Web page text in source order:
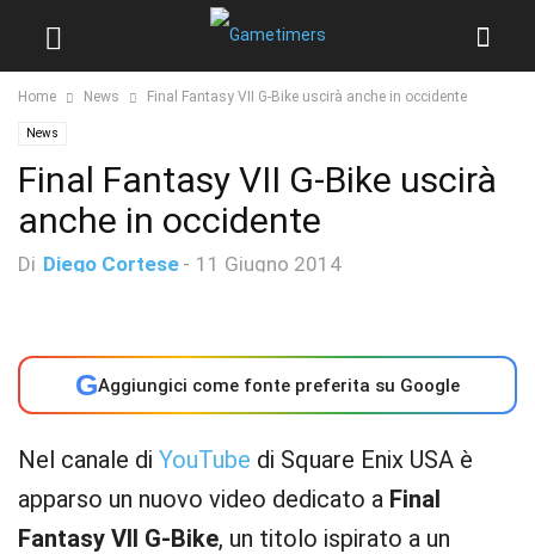
Home News Final Fantasy VII G-Bike uscirà anche in occidente
News
Final Fantasy VII G-Bike uscirà
anche in occidente
Di Diego Cortese - 11 Giugno 2014
GAggiungici come fonte preferita su Google
Nel canale di YouTube di Square Enix USA è
apparso un nuovo video dedicato a Final
Fantasy VII G-Bike, un titolo ispirato a un